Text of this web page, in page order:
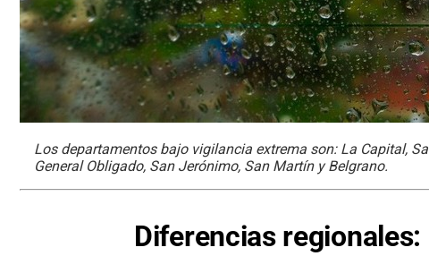
Los departamentos bajo vigilancia extrema son: La Capital,
General Obligado, San Jerónimo, San Martín y Belgrano.
Diferencias